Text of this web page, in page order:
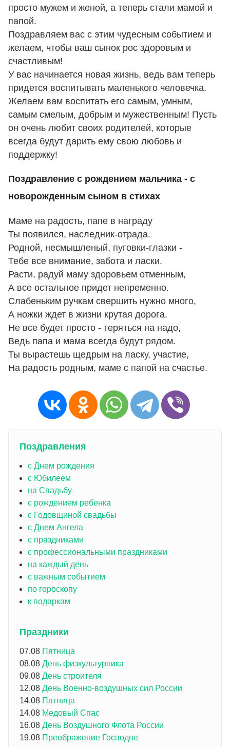
просто мужем и женой, а теперь стали мамой и
папой.
Поздравляем вас с этим чудесным событием и
желаем, чтобы ваш сынок рос здоровым и
счастливым!
У вас начинается новая жизнь, ведь вам теперь
придется воспитывать маленького человечка.
Желаем вам воспитать его самым, умным,
самым смелым, добрым и мужественным! Пусть
он очень любит своих родителей, которые
всегда будут дарить ему свою любовь и
поддержку!
Поздравление с рождением мальчика - с
новорожденным сыном в стихах
Маме на радость, папе в награду
Ты появился, наследник-отрада.
Родной, несмышленый, пуговки-глазки -
Тебе все внимание, забота и ласки.
Расти, радуй маму здоровьем отменным,
А все остальное придет непременно.
Слабеньким ручкам свершить нужно много,
А ножки ждет в жизни крутая дорога.
Не все будет просто - теряться на надо,
Ведь папа и мама всегда будут рядом.
Ты вырастешь щедрым на ласку, участие,
На радость родным, маме с папой на счастье.
Поздравления
с Днем рождения
с Юбилеем
на Свадьбу
с рождением ребенка
с Годовщиной свадьбы
с Днем Ангела
с праздниками
с профессиональными праздниками
на каждый день
с важным событием
по гороскопу
к подаркам
Праздники
07.08 Пятница
08.08 День физкультурника
09.08 День строителя
12.08 День Военно-воздушных сил России
14.08 Пятница
14.08 Медовый Спас
16.08 День Воздушного Флота России
19.08 Преображение Господне